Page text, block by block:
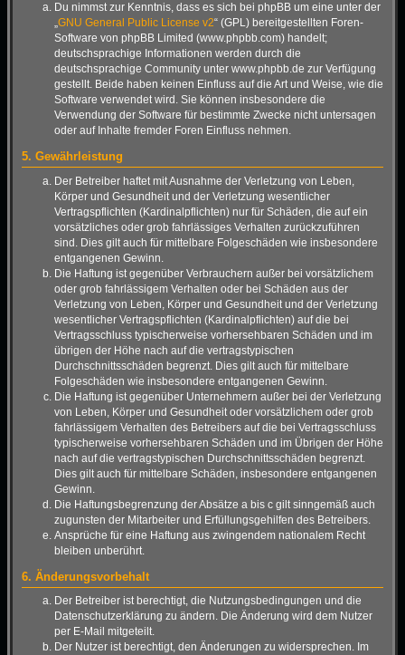
Du nimmst zur Kenntnis, dass es sich bei phpBB um eine unter der
„GNU General Public License v2“ (GPL) bereitgestellten Foren-
Software von phpBB Limited (www.phpbb.com) handelt;
deutschsprachige Informationen werden durch die
deutschsprachige Community unter www.phpbb.de zur Verfügung
gestellt. Beide haben keinen Einfluss auf die Art und Weise, wie die
Software verwendet wird. Sie können insbesondere die
Verwendung der Software für bestimmte Zwecke nicht untersagen
oder auf Inhalte fremder Foren Einfluss nehmen.
5. Gewährleistung
Der Betreiber haftet mit Ausnahme der Verletzung von Leben,
Körper und Gesundheit und der Verletzung wesentlicher
Vertragspflichten (Kardinalpflichten) nur für Schäden, die auf ein
vorsätzliches oder grob fahrlässiges Verhalten zurückzuführen
sind. Dies gilt auch für mittelbare Folgeschäden wie insbesondere
entgangenen Gewinn.
Die Haftung ist gegenüber Verbrauchern außer bei vorsätzlichem
oder grob fahrlässigem Verhalten oder bei Schäden aus der
Verletzung von Leben, Körper und Gesundheit und der Verletzung
wesentlicher Vertragspflichten (Kardinalpflichten) auf die bei
Vertragsschluss typischerweise vorhersehbaren Schäden und im
übrigen der Höhe nach auf die vertragstypischen
Durchschnittsschäden begrenzt. Dies gilt auch für mittelbare
Folgeschäden wie insbesondere entgangenen Gewinn.
Die Haftung ist gegenüber Unternehmern außer bei der Verletzung
von Leben, Körper und Gesundheit oder vorsätzlichem oder grob
fahrlässigem Verhalten des Betreibers auf die bei Vertragsschluss
typischerweise vorhersehbaren Schäden und im Übrigen der Höhe
nach auf die vertragstypischen Durchschnittsschäden begrenzt.
Dies gilt auch für mittelbare Schäden, insbesondere entgangenen
Gewinn.
Die Haftungsbegrenzung der Absätze a bis c gilt sinngemäß auch
zugunsten der Mitarbeiter und Erfüllungsgehilfen des Betreibers.
Ansprüche für eine Haftung aus zwingendem nationalem Recht
bleiben unberührt.
6. Änderungsvorbehalt
Der Betreiber ist berechtigt, die Nutzungsbedingungen und die
Datenschutzerklärung zu ändern. Die Änderung wird dem Nutzer
per E-Mail mitgeteilt.
Der Nutzer ist berechtigt, den Änderungen zu widersprechen. Im